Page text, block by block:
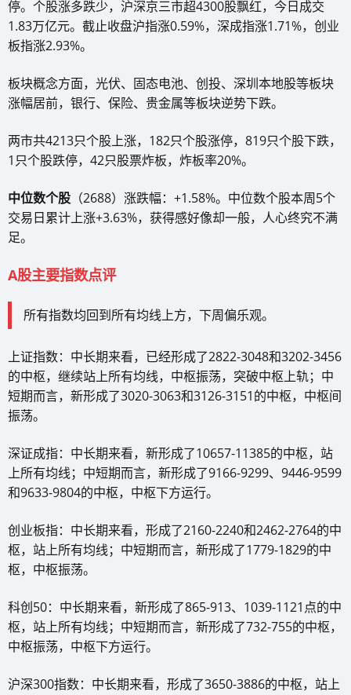
停。个股涨多跌少，沪深京三市超4300股飘红，今日成交
1.83万亿元。截止收盘沪指涨0.59%，深成指涨1.71%，创业
板指涨2.93%。
板块概念方面，光伏、固态电池、创投、深圳本地股等板块
涨幅居前，银行、保险、贵金属等板块逆势下跌。
两市共4213只个股上涨，182只个股涨停，819只个股下跌，
1只个股跌停，42只股票炸板，炸板率20%。
中位数个股 （2688）涨跌幅：+1.58%。中位数个股本周5个
交易日累计上涨+3.63%，获得感好像却一般，人心终究不满
足。
A股主要指数点评
所有指数均回到所有均线上方，下周偏乐观。
上证指数：中长期来看，已经形成了2822-3048和3202-3456
的中枢，继续站上所有均线，中枢振荡，突破中枢上轨；中
短期而言，新形成了3020-3063和3126-3151的中枢，中枢间
振荡。
深证成指：中长期来看，新形成了10657-11385的中枢，站
上所有均线；中短期而言，新形成了9166-9299、9446-9599
和9633-9804的中枢，中枢下方运行。
创业板指：中长期来看，形成了2160-2240和2462-2764的中
枢，站上所有均线；中短期而言，新形成了1779-1829的中
枢，中枢振荡。
科创50：中长期来看，新形成了865-913、1039-1121点的中
枢，站上所有均线；中短期而言，新形成了732-755的中枢，
中枢振荡，中枢下方运行。
沪深300指数：中长期来看，形成了3650-3886的中枢，站上